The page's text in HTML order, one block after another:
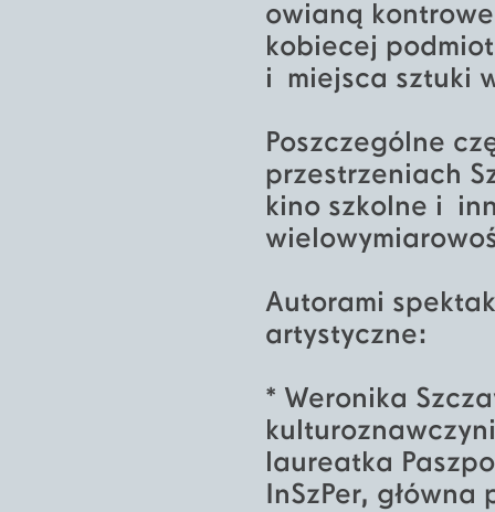
owianą
kobiecej
i miejsca sztuki
Poszczególne
przestrzeniach
kino szkolne i
Autorami
artystyczne:
* Weronika
laureatka
InSzPer,